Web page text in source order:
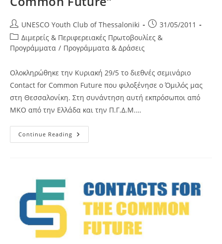
Post
author:
UNESCO Youth Club of Thessaloniki
Post
published:
31/05/2011
Post
category:
Διμερείς & Περιφερειακές Πρωτοβουλίες &
Προγράμματα / Προγράμματα & Δράσεις
Ολοκληρώθηκε την Κυριακή 29/5 το διεθνές σεμινάριο
Contact for Common Future που φιλοξένησε ο Όμιλός μας
στη Θεσσαλονίκη. Στη συνάντηση αυτή εκπρόσωποι από
ΜΚΟ από την Ελλάδα και την Π.Γ.Δ.Μ.…
Continue Reading Ολοκλήρωση
Εργασιών
Future”